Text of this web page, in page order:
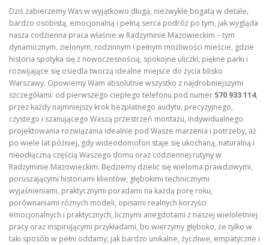
Dziś zabierzemy Was w wyjątkowo długą, niezwykle bogatą w detale,
bardzo osobistą, emocjonalną i pełną serca podróż po tym, jak wygląda
nasza codzienna praca właśnie w Radzyminie Mazowieckim – tym
dynamicznym, zielonym, rodzinnym i pełnym możliwości mieście, gdzie
historia spotyka się z nowoczesnością, spokojne uliczki, piękne parki i
rozwijające się osiedla tworzą idealne miejsce do życia blisko
Warszawy. Opowiemy Wam absolutnie wszystko z najdrobniejszymi
szczegółami: od pierwszego ciepłego telefonu pod numer 570 933 114,
przez każdy najmniejszy krok bezpłatnego audytu, precyzyjnego,
czystego i szanującego Waszą przestrzeń montażu, indywidualnego
projektowania rozwiązania idealnie pod Wasze marzenia i potrzeby, aż
po wiele lat później, gdy wideodomofon staje się ukochaną, naturalną i
nieodłączną częścią Waszego domu oraz codziennej rutyny w
Radzyminie Mazowieckim. Będziemy dzielić się wieloma prawdziwymi,
poruszającymi historiami klientów, głębokimi technicznymi
wyjaśnieniami, praktycznymi poradami na każdą porę roku,
porównaniami różnych modeli, opisami realnych korzyści
emocjonalnych i praktycznych, licznymi anegdotami z naszej wieloletniej
pracy oraz inspirującymi przykładami, bo wierzymy głęboko, że tylko w
taki sposób w pełni oddamy, jak bardzo unikalne, życzliwe, empatyczne i